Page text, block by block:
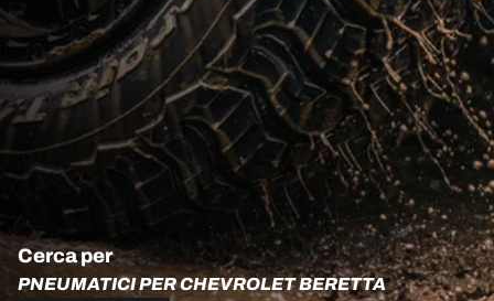
Cerca per
PNEUMATICI PER CHEVROLET BERETTA